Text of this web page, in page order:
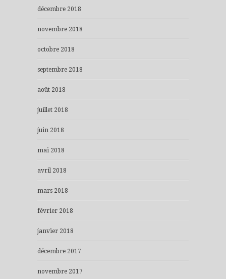
décembre 2018
novembre 2018
octobre 2018
septembre 2018
août 2018
juillet 2018
juin 2018
mai 2018
avril 2018
mars 2018
février 2018
janvier 2018
décembre 2017
novembre 2017